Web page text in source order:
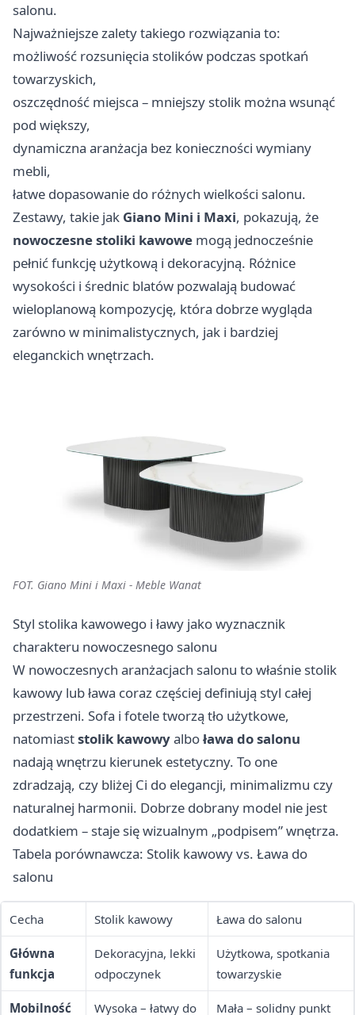
salonu.
Najważniejsze zalety takiego rozwiązania to:
możliwość rozsunięcia stolików podczas spotkań
towarzyskich,
oszczędność miejsca – mniejszy stolik można wsunąć
pod większy,
dynamiczna aranżacja bez konieczności wymiany
mebli,
łatwe dopasowanie do różnych wielkości salonu.
Zestawy, takie jak Giano Mini i Maxi, pokazują, że
nowoczesne stoliki kawowe mogą jednocześnie
pełnić funkcję użytkową i dekoracyjną. Różnice
wysokości i średnic blatów pozwalają budować
wieloplanową kompozycję, która dobrze wygląda
zarówno w minimalistycznych, jak i bardziej
eleganckich wnętrzach.
FOT. Giano Mini i Maxi - Meble Wanat
Styl stolika kawowego i ławy jako wyznacznik
charakteru nowoczesnego salonu
W nowoczesnych aranżacjach salonu to właśnie stolik
kawowy lub ława coraz częściej definiują styl całej
przestrzeni. Sofa i fotele tworzą tło użytkowe,
natomiaststolik kawowyalboława do salonu
nadają wnętrzu kierunek estetyczny. To one
zdradzają, czy bliżej Ci do elegancji, minimalizmu czy
naturalnej harmonii. Dobrze dobrany model nie jest
dodatkiem – staje się wizualnym „podpisem” wnętrza.
Tabela porównawcza: Stolik kawowy vs. Ława do
salonu
Cecha Stolik kawowy Ława do salonu
Główna
funkcja
Dekoracyjna, lekki
odpoczynek
Użytkowa, spotkania
towarzyskie
Mobilność Wysoka – łatwy do Mała – solidny punkt